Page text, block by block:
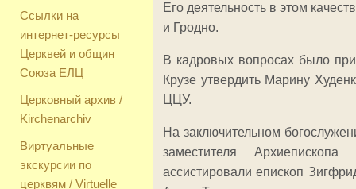
Ссылки на
интернет-ресурсы
Церквей и общин
Союза ЕЛЦ
Церковный архив /
Kirchenarchiv
Виртуальные
экскурсии по
церквям / Virtuelle
Его деятельность в этом
и Гродно.
В кадровых вопросах было
Крузе утвердить Марину
ЦЦУ.
На заключительном
заместителя
ассистировали епископ